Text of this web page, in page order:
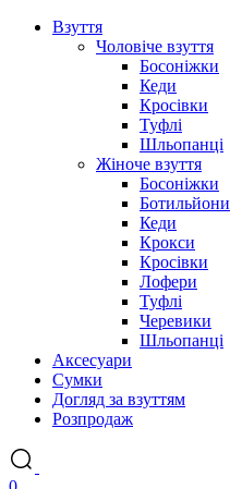
Взуття
Чоловіче взуття
Босоніжки
Кеди
Кросівки
Туфлі
Шльопанці
Жіноче взуття
Босоніжки
Ботильйони
Кеди
Крокси
Кросівки
Лофери
Туфлі
Черевики
Шльопанці
Аксесуари
Сумки
Догляд за взуттям
Розпродаж